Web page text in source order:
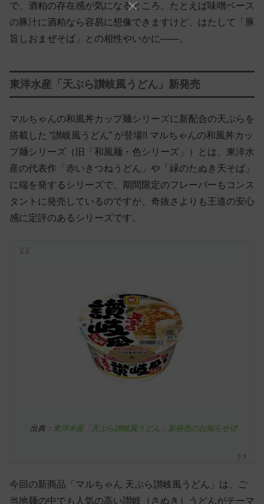
で、酒粕の存在感が気になるところ。たとえば味噌ベース
の豚汁に酒粕なら容易に想像できますけど、はたして「豚
旨しおまぜそば」との相性やいかに——。
東洋水産「天ぷら讃岐風うどん」新発売
マルちゃんの和風丼カップ麺シリーズに新配合の天ぷらを
搭載した “讃岐風うどん” が登場!! マルちゃんの和風丼カッ
プ麺シリーズ（旧「和風麺・色シリーズ」）とは、東洋水
産の代表作「赤いきつねうどん」や「緑のたぬき天そば」
に端を発するシリーズで、期間限定のフレーバーもコンス
タントに発売しているのですが、奇抜さよりも王道の安心
感に定評のあるシリーズです。
出典： 東洋水産「天ぷら讃岐風うどん」新発売のお知らせ
今回の新商品「マルちゃん 天ぷら讃岐風うどん」は、ご
当地麺の中でも人気の高い讃岐（さぬき）うどんがテーマ